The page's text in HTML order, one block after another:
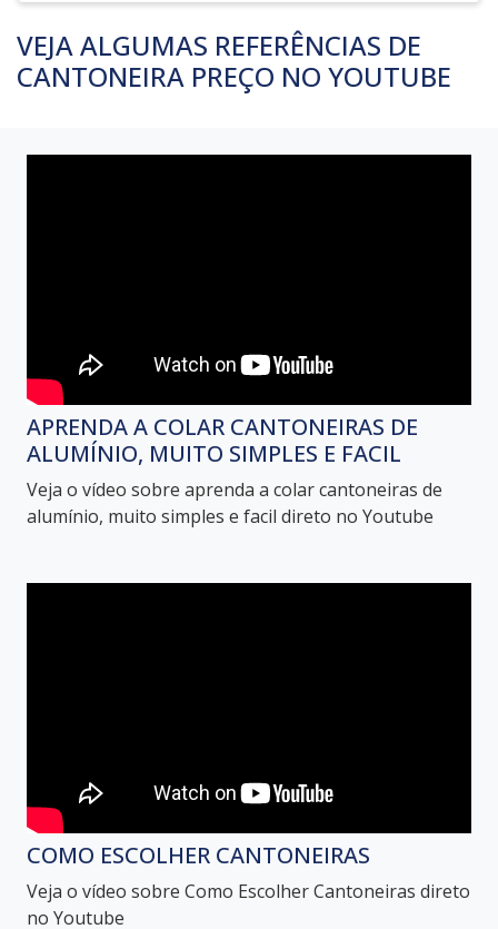
VEJA ALGUMAS REFERÊNCIAS DE
CANTONEIRA PREÇO NO YOUTUBE
APRENDA A COLAR CANTONEIRAS DE
ALUMÍNIO, MUITO SIMPLES E FACIL
Veja o vídeo sobre aprenda a colar cantoneiras de
alumínio, muito simples e facil direto no Youtube
COMO ESCOLHER CANTONEIRAS
Veja o vídeo sobre Como Escolher Cantoneiras direto
no Youtube